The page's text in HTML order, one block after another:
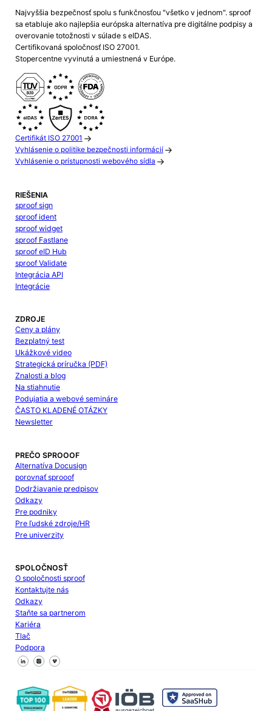
Najvyššia bezpečnosť spolu s funkčnosťou "všetko v jednom". sproof
sa etabluje ako najlepšia európska alternatíva pre digitálne podpisy a
overovanie totožnosti v súlade s eIDAS.
Certifikovaná spoločnosť ISO 27001.
Stopercentne vyvinutá a umiestnená v Európe.
Certifikát ISO 27001
Vyhlásenie o politike bezpečnosti informácií
Vyhlásenie o prístupnosti webového sídla
RIEŠENIA
sproof sign
sproof ident
sproof widget
sproof Fastlane
sproof eID Hub
sproof Validate
Integrácia API
Integrácie
ZDROJE
Ceny a plány
Bezplatný test
Ukážkové video
Strategická príručka (PDF)
Znalosti a blog
Na stiahnutie
Podujatia a webové semináre
ČASTO KLADENÉ OTÁZKY
Newsletter
PREČO SPROOOF
Alternatíva Docusign
porovnať sprooof
Dodržiavanie predpisov
Odkazy
Pre podniky
Pre ľudské zdroje/HR
Pre univerzity
SPOLOČNOSŤ
O spoločnosti sproof
Kontaktujte nás
Odkazy
Staňte sa partnerom
Kariéra
Tlač
Podpora
Sledujte nás na Facebooku
Sledujte nás na X
Sledujte nás na LinkedIn